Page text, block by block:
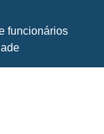
funcionários